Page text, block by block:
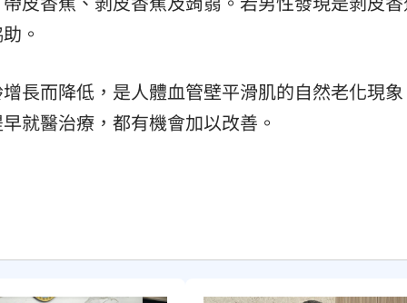
。
長而降低，是人體血管壁平滑肌的自然老化現
就醫治療，都有機會加以改善。